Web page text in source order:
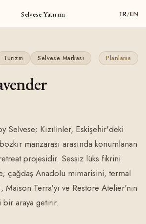
Selvese Yatırım TR/EN
Turizm Selvese Markası Planlama
Selvese; Kızılinler, Eskişehir'deki
manzarası arasında konumlanan
projesidir. Sessiz lüks fikrini
çağdaş Anadolu mimarisini, termal
Maison Terra'yı ve Restore Atelier'nin
araya getirir.